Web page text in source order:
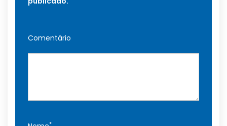
Comentário
*